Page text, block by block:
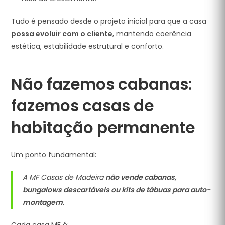
Tudo é pensado desde o projeto inicial para que a casa
possa evoluir com o cliente, mantendo coerência
estética, estabilidade estrutural e conforto.
Não fazemos cabanas:
fazemos casas de
habitação permanente
Um ponto fundamental:
A MF Casas de Madeiranão vende cabanas,
bungalows descartáveis ou kits de tábuas para auto-
montagem.